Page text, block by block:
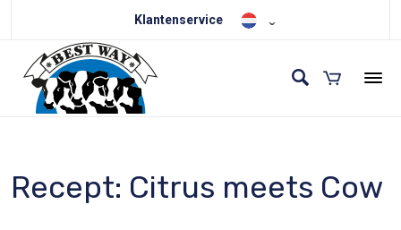
Klantenservice
Recept: Citrus meets Cow